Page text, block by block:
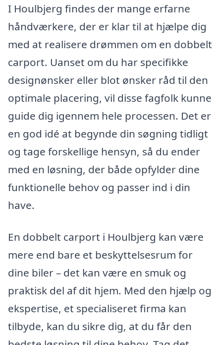
I Houlbjerg findes der mange erfarne
håndværkere, der er klar til at hjælpe dig
med at realisere drømmen om en dobbelt
carport. Uanset om du har specifikke
designønsker eller blot ønsker råd til den
optimale placering, vil disse fagfolk kunne
guide dig igennem hele processen. Det er
en god idé at begynde din søgning tidligt
og tage forskellige hensyn, så du ender
med en løsning, der både opfylder dine
funktionelle behov og passer ind i din
have.
En dobbelt carport i Houlbjerg kan være
mere end bare et beskyttelsesrum for
dine biler – det kan være en smuk og
praktisk del af dit hjem. Med den hjælp og
ekspertise, et specialiseret firma kan
tilbyde, kan du sikre dig, at du får den